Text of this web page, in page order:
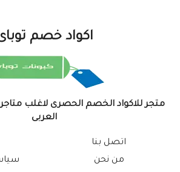
اكواد خصم
متجر للاكواد الخصم الحصرى لاغلب
العربى
اتصل بنا
من نحن